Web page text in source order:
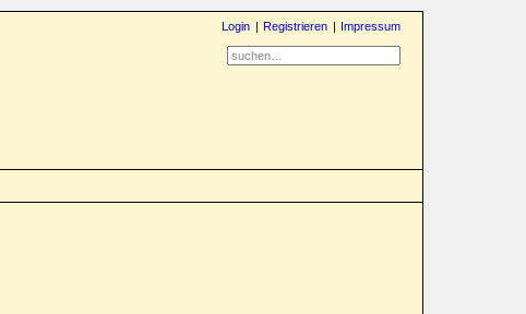
Login Registrieren Impressum